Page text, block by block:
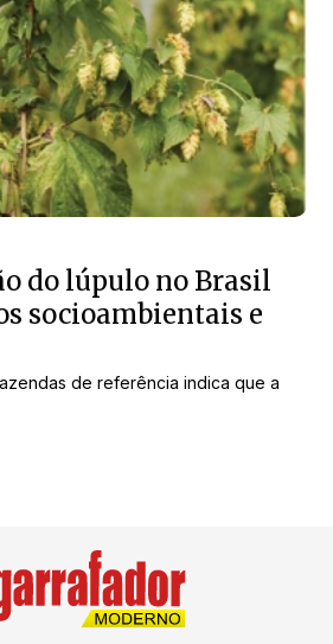
do lúpulo no Brasil
socioambientais e
de referência indica que a